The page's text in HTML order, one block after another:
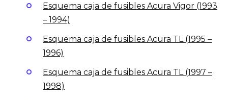
Esquema caja de fusibles Acura Vigor (1993
– 1994)
Esquema caja de fusibles Acura TL (1995 –
1996)
Esquema caja de fusibles Acura TL (1997 –
1998)